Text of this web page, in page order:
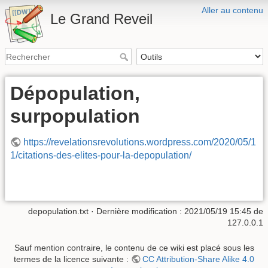
Aller au contenu
Le Grand Reveil
Dépopulation,
surpopulation
https://revelationsrevolutions.wordpress.com/2020/05/1
1/citations-des-elites-pour-la-depopulation/
depopulation.txt · Dernière modification : 2021/05/19 15:45 de
127.0.0.1
Sauf mention contraire, le contenu de ce wiki est placé sous les
termes de la licence suivante :
CC Attribution-Share Alike 4.0